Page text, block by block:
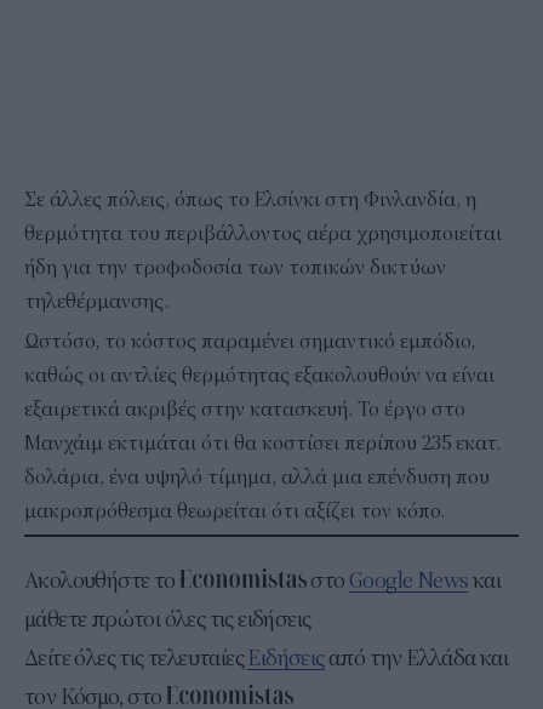
Σε άλλες πόλεις, όπως το Ελσίνκι στη Φινλανδία, η
θερμότητα του περιβάλλοντος αέρα χρησιμοποιείται
ήδη για την τροφοδοσία των τοπικών δικτύων
τηλεθέρμανσης.
Ωστόσο, το κόστος παραμένει σημαντικό εμπόδιο,
καθώς οι αντλίες θερμότητας εξακολουθούν να είναι
εξαιρετικά ακριβές στην κατασκευή. Το έργο στο
Μανχάιμ εκτιμάται ότι θα κοστίσει περίπου 235 εκατ.
δολάρια, ένα υψηλό τίμημα, αλλά μια επένδυση που
μακροπρόθεσμα θεωρείται ότι αξίζει τον κόπο.
Ακολουθήστε το στο Google Newsκαι
μάθετε πρώτοι όλες τις ειδήσεις
Δείτε όλες τις τελευταίεςΕιδήσειςαπό την Ελλάδα και
τον Κόσμο, στο